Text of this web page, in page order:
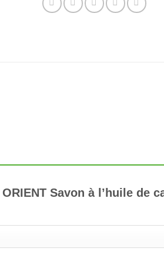
Savon à l’huile de